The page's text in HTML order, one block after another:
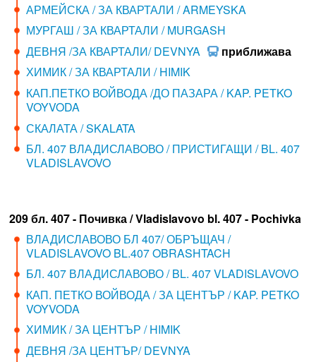
АРМЕЙСКА / ЗА КВАРТАЛИ / ARMEYSKA
МУРГАШ / ЗА КВАРТАЛИ / MURGASH
ДЕВНЯ /ЗА КВАРТАЛИ/ DEVNYA
приближава
ХИМИК / ЗА КВАРТАЛИ / HIMIK
КАП.ПЕТКО ВОЙВОДА /ДО ПАЗАРА / KAP. PETKO
VOYVODA
СКАЛАТА / SKALATA
БЛ. 407 ВЛАДИСЛАВОВО / ПРИСТИГАЩИ / BL. 407
VLADISLAVOVO
209 бл. 407 - Почивка / Vladislavovo bl. 407 - Pochivka
ВЛАДИСЛАВОВО БЛ 407/ ОБРЪЩАЧ /
VLADISLAVOVO BL.407 OBRASHTACH
БЛ. 407 ВЛАДИСЛАВОВО / BL. 407 VLADISLAVOVO
КАП. ПЕТКО ВОЙВОДА / ЗА ЦЕНТЪР / KAP. PETKO
VOYVODA
ХИМИК / ЗА ЦЕНТЪР / HIMIK
ДЕВНЯ /ЗА ЦЕНТЪР/ DEVNYA